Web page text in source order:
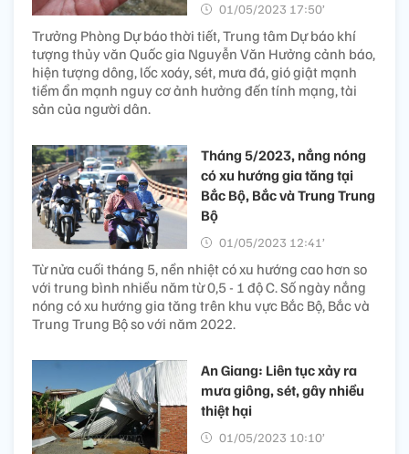
01/05/2023 17:50’
Trưởng Phòng Dự báo thời tiết, Trung tâm Dự báo khí
tượng thủy văn Quốc gia Nguyễn Văn Hưởng cảnh báo,
hiện tượng dông, lốc xoáy, sét, mưa đá, gió giật mạnh
tiềm ẩn mạnh nguy cơ ảnh hưởng đến tính mạng, tài
sản của người dân.
Tháng 5/2023, nắng nóng
có xu hướng gia tăng tại
Bắc Bộ, Bắc và Trung Trung
Bộ
01/05/2023 12:41’
Từ nửa cuối tháng 5, nền nhiệt có xu hướng cao hơn so
với trung bình nhiều năm từ 0,5 - 1 độ C. Số ngày nắng
nóng có xu hướng gia tăng trên khu vực Bắc Bộ, Bắc và
Trung Trung Bộ so với năm 2022.
An Giang: Liên tục xảy ra
mưa giông, sét, gây nhiều
thiệt hại
01/05/2023 10:10’